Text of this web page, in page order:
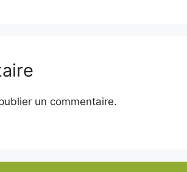
un commentaire.